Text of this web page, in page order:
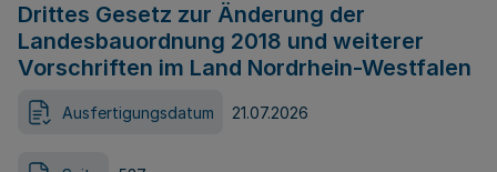
Drittes Gesetz zur Änderung der
Landesbauordnung 2018 und weiterer
Vorschriften im Land Nordrhein-Westfalen
Ausfertigungsdatum 21.07.2026